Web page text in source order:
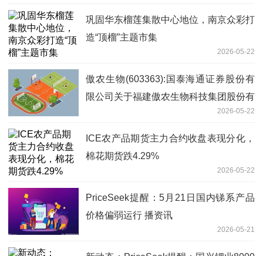
巩固华东榴莲集散中心地位，南京众彩打
造“顶榴”主题市集
2026-05-22
傲农生物(603363):国泰海通证券股份有
限公司关于福建傲农生物科技集团股份有
限公司部分限售股上市流通的核查意见|
焦点报道
2026-05-22
ICE农产品期货主力合约收盘表现分化，
棉花期货跌4.29%
2026-05-22
PriceSeek提醒：5月21日国内锑系产品
价格偏弱运行 播资讯
2026-05-21